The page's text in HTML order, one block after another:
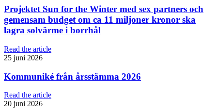
Projektet Sun for the Winter med sex partners och
gemensam budget om ca 11 miljoner kronor ska
lagra solvärme i borrhål
Read the article
25 juni 2026
Kommuniké från årsstämma 2026
Read the article
20 juni 2026